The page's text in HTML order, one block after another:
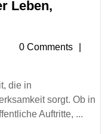
Leben,
0 Comments
die in
sorgt. Ob in
Auftritte, ...